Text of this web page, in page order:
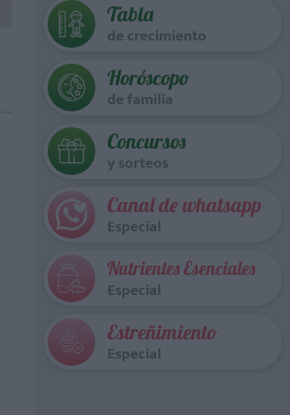
Tabla
de crecimiento
Horóscopo
de familia
Concursos
y sorteos
Canal de whatsapp
Especial
Nutrientes Esenciales
Especial
Estreñimiento
Especial